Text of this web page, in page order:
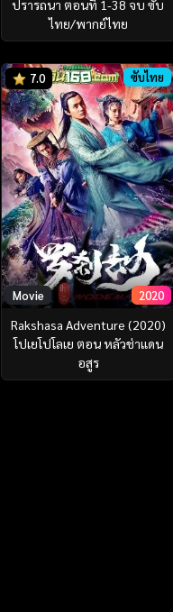
ปรารถนา ตอนที่ 1-38 จบ ซับ
ไทย/พากย์ไทย
7.0 ซับไทย
Movie 2020
Rakshasa Adventure (2020)
โปเยโปโลเย ตอน หลัวช่าแดน
อสูร